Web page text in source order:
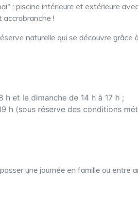
: piscine intérieure et extérieure
accrobranche !
naturelle qui se découvre grâce
h et le dimanche de 14 h à 17 h ;
h (sous réserve des conditions
une journée en famille ou entre